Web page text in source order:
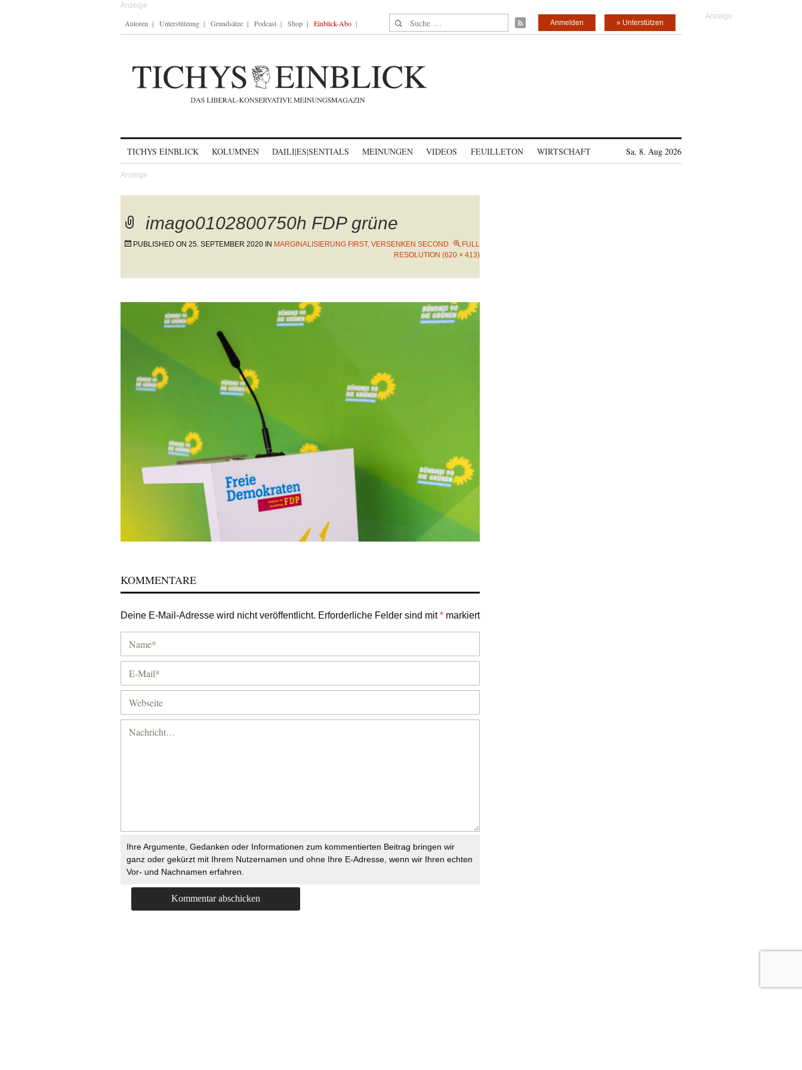
Autoren Unterstützung Grundsätze Podcast Shop Einblick-Abo Suche nach: » Unterstützen
Anmelden
TICHYS EINBLICK KOLUMNEN DAILI|ES|SENTIALS MEINUNGEN VIDEOS FEUILLETON WIRTSCHAFT Sa, 8. Aug 2026
imago0102800750h FDP grüne
PUBLISHED ON 25. SEPTEMBER 2020 IN MARGINALISIERUNG FIRST, VERSENKEN SECOND
FULL
RESOLUTION (620 × 413)
KOMMENTARE
Deine E-Mail-Adresse wird nicht veröffentlicht. Erforderliche Felder sind mit* markiert
Ihre Argumente, Gedanken oder Informationen zum kommentierten Beitrag bringen wir
ganz oder gekürzt mit Ihrem Nutzernamen und ohne Ihre E-Adresse, wenn wir Ihren echten
Vor- und Nachnamen erfahren.